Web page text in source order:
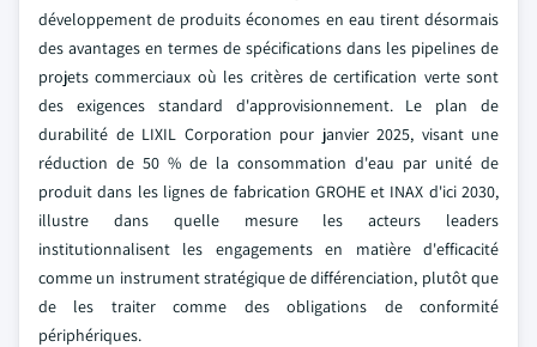
développement de produits économes en eau tirent désormais
des avantages en termes de spécifications dans les pipelines de
projets commerciaux où les critères de certification verte sont
des exigences standard d'approvisionnement. Le plan de
durabilité de LIXIL Corporation pour janvier 2025, visant une
réduction de 50 % de la consommation d'eau par unité de
produit dans les lignes de fabrication GROHE et INAX d'ici 2030,
illustre dans quelle mesure les acteurs leaders
institutionnalisent les engagements en matière d'efficacité
comme un instrument stratégique de différenciation, plutôt que
de les traiter comme des obligations de conformité
périphériques.